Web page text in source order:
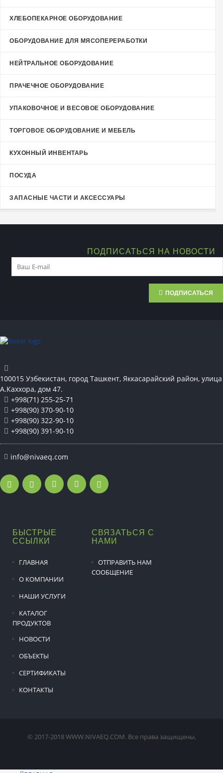
ХЛЕБОПЕКАРНОЕ ОБОРУДОВАНИЕ
ОБОРУДОВАНИЕ ДЛЯ МЯСОПЕРЕРАБОТКИ
НЕЙТРАЛЬНОЕ ОБОРУДОВАНИЕ
ПРАЧЕЧНОЕ ОБОРУДОВАНИЕ
УПАКОВОЧНОЕ И ВЕСОВОЕ ОБОРУДОВАНИЕ
ТОРГОВОЕ ОБОРУДОВАНИЕ И МЕБЕЛЬ
КУХОННЫЙ ИНВЕНТАРЬ
ПОСУДА
ЗАПАСНЫЕ ЧАСТИ И АКСЕССУАРЫ
ПОДПИСАТЬСЯ НА НОВОСТИ
ПОДПИСАТЬСЯ
100015 Узбекистан, город Ташкент, Яккасарайский район, улица
А.Каххора, дом 47.
+998(71) 255-25-71
+998(90) 370-90-10
+998(90) 322-90-10
+998(90) 391-90-10
info@nivaeq.com
БЫСТРЫЕ
ССЫЛКИ
ГЛАВНАЯ
О КОМПАНИИ
НАШИ УСЛУГИ
КАТАЛОГ
ПРОДУКТОВ
НОВОСТИ
ОБЪЕКТЫ
СЕРТИФИКАТЫ
КОНТАКТЫ
СВЯЗАТЬСЯ С
НАМИ
ОТПРАВИТЬ НАМ
СООБЩЕНИЕ
© 2017-2018 WWW.NIVAEQ.COM. Все права защищены.